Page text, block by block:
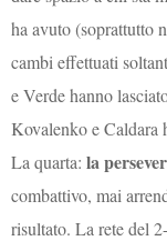
ha avuto (soprattutto
cambi effettuati
e Verde hanno
Kovalenko e Caldara
La quarta:la
combattivo, mai
risultato. La rete del